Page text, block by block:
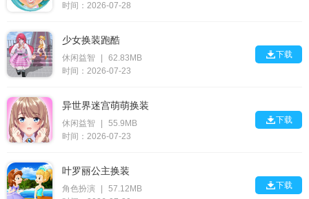
时间：2026-07-28
少女换装跑酷
休闲益智
62.83MB
时间：2026-07-23
下载
异世界迷宫萌萌换装
休闲益智
55.9MB
时间：2026-07-23
下载
叶罗丽公主换装
角色扮演
57.12MB
下载